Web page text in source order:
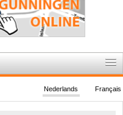
Français
Nederlands